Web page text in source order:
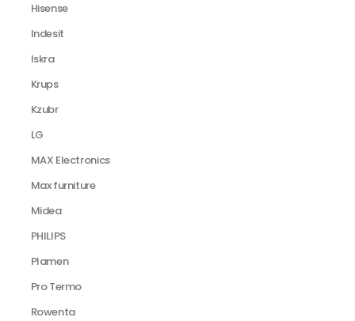
Hisense
Indesit
Iskra
Krups
Kzubr
LG
MAX Electronics
Max furniture
Midea
PHILIPS
Plamen
Pro Termo
Rowenta